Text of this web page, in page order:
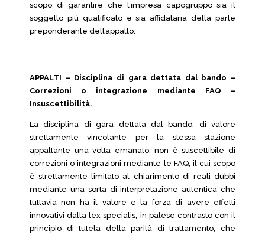
scopo di garantire che l’impresa capogruppo sia il
soggetto più qualificato e sia affidataria della parte
preponderante dell’appalto.
APPALTI – Disciplina di gara dettata dal bando –
Correzioni o integrazione mediante FAQ –
Insuscettibilità.
La disciplina di gara dettata dal bando, di valore
strettamente vincolante per la stessa stazione
appaltante una volta emanato, non è suscettibile di
correzioni o integrazioni mediante le FAQ, il cui scopo
è strettamente limitato al chiarimento di reali dubbi
mediante una sorta di interpretazione autentica che
tuttavia non ha il valore e la forza di avere effetti
innovativi dalla lex specialis, in palese contrasto con il
principio di tutela della parità di trattamento, che